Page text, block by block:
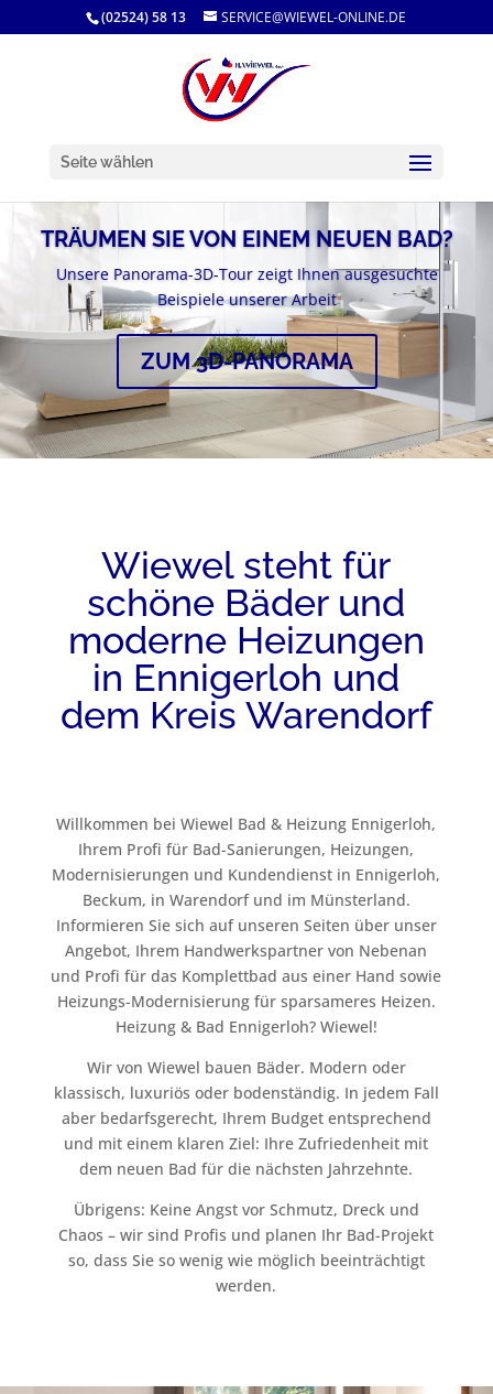
(02524) 58 13 SERVICE@WIEWEL-ONLINE.DE
Seite wählen
TRÄUMEN SIE VON EINEM NEUEN BAD?
Unsere Panorama-3D-Tour zeigt Ihnen ausgesuchte
Beispiele unserer Arbeit
ZUM 3D-PANORAMA
Wiewel steht für
schöne Bäder und
moderne Heizungen
in Ennigerloh und
dem Kreis Warendorf
Willkommen bei Wiewel Bad & Heizung Ennigerloh,
Ihrem Profi für Bad-Sanierungen, Heizungen,
Modernisierungen und Kundendienst in Ennigerloh,
Beckum, in Warendorf und im Münsterland.
Informieren Sie sich auf unseren Seiten über unser
Angebot, Ihrem Handwerkspartner von Nebenan
und Profi für das Komplettbad aus einer Hand sowie
Heizungs-Modernisierung für sparsameres Heizen.
Heizung & Bad Ennigerloh? Wiewel!
Wir von Wiewel bauen Bäder. Modern oder
klassisch, luxuriös oder bodenständig. In jedem Fall
aber bedarfsgerecht, Ihrem Budget entsprechend
und mit einem klaren Ziel: Ihre Zufriedenheit mit
dem neuen Bad für die nächsten Jahrzehnte.
Übrigens: Keine Angst vor Schmutz, Dreck und
Chaos – wir sind Profis und planen Ihr Bad-Projekt
so, dass Sie so wenig wie möglich beeinträchtigt
werden.